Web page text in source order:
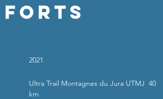
forts
2021
Ultra Trail Montagnes du Jura UTMJ  40
km